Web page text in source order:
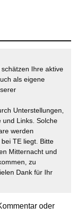
Ihre aktive
als eigene
Unterstellungen,
und Links. Solche
werden
TE liegt. Bitte
Mitternacht und
zu
Dank für Ihr
oder